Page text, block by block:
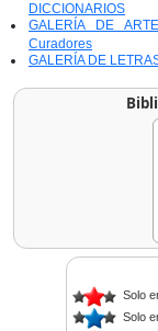
DICCIONARIOS
GALERÍA DE
Curadores
GALERÍA DE
Solo
Solo